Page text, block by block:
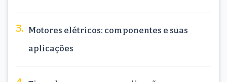
Motores elétricos: componentes e suas
aplicações